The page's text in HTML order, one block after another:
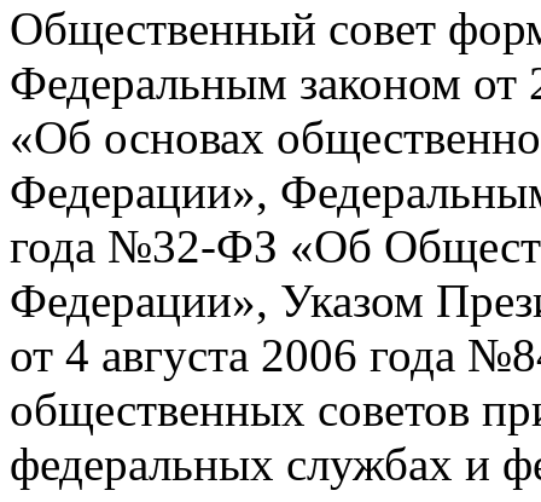
Общественный совет
Федеральным законом
«Об основах
Федерации»,
года №32-ФЗ «Об
Федерации», Указом
от 4 августа 2006 года
общественных советов
федеральных службах и